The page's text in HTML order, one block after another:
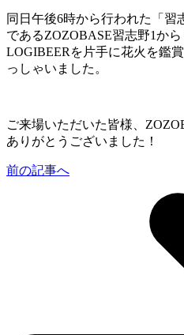
同日午後6時から行われた「習
であるZOZOBASE習志野1か
LOGIBEERを片手に花火を鑑
っしゃいました。
ご来場いただいた皆様、
ありがとうございました！
前の記事へ